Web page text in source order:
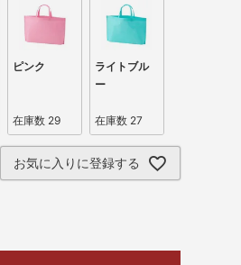
ピンク
在庫数 29
ライトブル
ー
在庫数 27
お気に入りに登録する